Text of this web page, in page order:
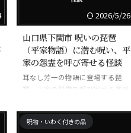
2026/5/26
山口県下関市 呪いの琵琶
（平家物語）に潜む呪い、平
家の怨霊を呼び寄せる怪談
耳なし芳一の物語に登場する琵
琶。平家の怨霊を呼び寄せる楽器
呪物・いわく付きの品